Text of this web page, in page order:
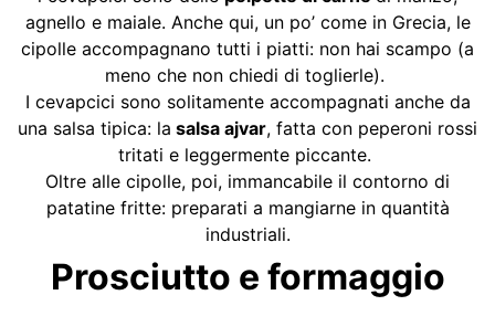
agnello e maiale. Anche qui, un po’ come in Grecia, le
cipolle accompagnano tutti i piatti: non hai scampo (a
meno che non chiedi di toglierle).
I cevapcici sono solitamente accompagnati anche da
una salsa tipica: la salsa ajvar, fatta con peperoni rossi
tritati e leggermente piccante.
Oltre alle cipolle, poi, immancabile il contorno di
patatine fritte: preparati a mangiarne in quantità
industriali.
Prosciutto e formaggio